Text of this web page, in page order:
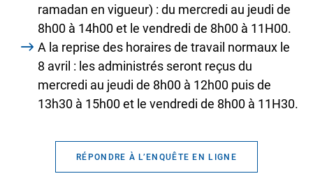
ramadan en vigueur) : du mercredi au jeudi de
8h00 à 14h00 et le vendredi de 8h00 à 11H00.
A la reprise des horaires de travail normaux le
8 avril : les administrés seront reçus du
mercredi au jeudi de 8h00 à 12h00 puis de
13h30 à 15h00 et le vendredi de 8h00 à 11H30.
RÉPONDRE À L’ENQUÊTE EN LIGNE